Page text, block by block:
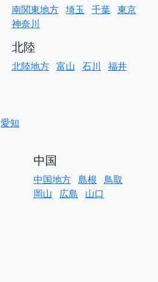
南関東地方 埼玉 千葉 東京
神奈川
北陸
北陸地方 富山 石川 福井
愛知
中国
中国地方 島根 鳥取
岡山
広島 山口